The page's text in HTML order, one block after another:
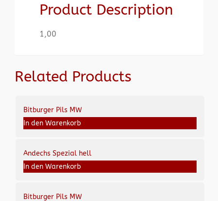
Product Description
1,00
Related Products
Bitburger Pils MW
In den Warenkorb
Andechs Spezial hell
In den Warenkorb
Bitburger Pils MW